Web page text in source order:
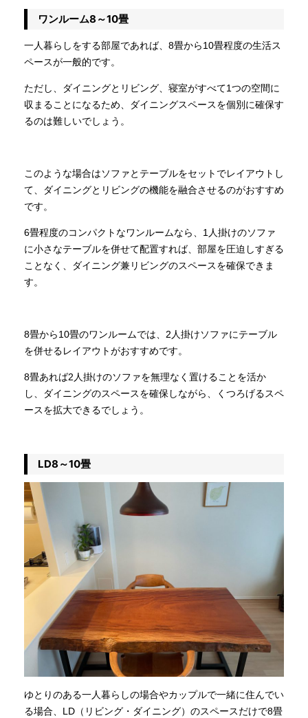
ワンルーム8～10畳
一人暮らしをする部屋であれば、8畳から10畳程度の生活ス
ペースが一般的です。
ただし、ダイニングとリビング、寝室がすべて1つの空間に
収まることになるため、ダイニングスペースを個別に確保す
るのは難しいでしょう。
このような場合はソファとテーブルをセットでレイアウトし
て、ダイニングとリビングの機能を融合させるのがおすすめ
です。
6畳程度のコンパクトなワンルームなら、1人掛けのソファ
に小さなテーブルを併せて配置すれば、部屋を圧迫しすぎる
ことなく、ダイニング兼リビングのスペースを確保できま
す。
8畳から10畳のワンルームでは、2人掛けソファにテーブル
を併せるレイアウトがおすすめです。
8畳あれば2人掛けのソファを無理なく置けることを活か
し、ダイニングのスペースを確保しながら、くつろげるスペ
ースを拡大できるでしょう。
LD8～10畳
ゆとりのある一人暮らしの場合やカップルで一緒に住んでい
る場合、LD（リビング・ダイニング）のスペースだけで8畳